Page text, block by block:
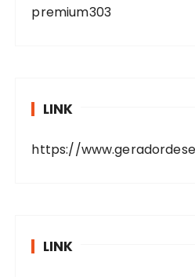
premium303
LINK
https://
LINK